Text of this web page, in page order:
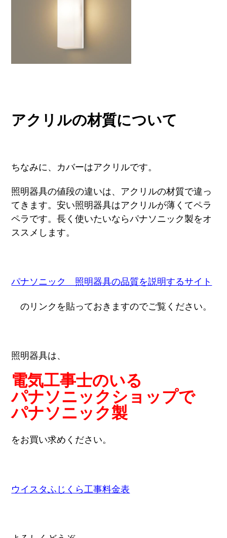
アクリルの材質について
ちなみに、カバーはアクリルです。
照明器具の値段の違いは、アクリルの材質で違っ
てきます。安い照明器具はアクリルが薄くてペラ
ペラです。長く使いたいならパナソニック製をオ
ススメします。
パナソニック 照明器具の品質を説明するサイト
のリンクを貼っておきますのでご覧ください。
照明器具は、
電気工事士のいる
パナソニックショップで
パナソニック製
をお買い求めください。
ウイスタふじくら工事料金表